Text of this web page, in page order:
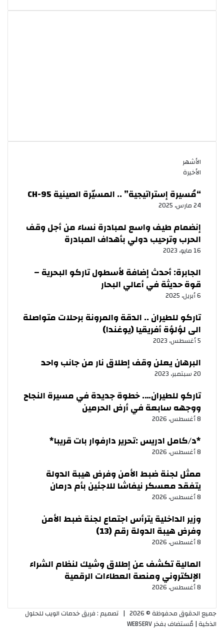
بكورونا
الأشهر
الأخيرة
“مُسيرة إستراتيجية” .. المسيّرة الصينية CH-95
24 مارس، 2025
إنضمام طيف واسع لمبادرة نساء من أجل وقف
الحرب وترحيب دولي بأهداف المبادرة
16 مايو، 2023
الجابرة: أحدث إضافة لأسطول تاركو البحرية –
قوة حديثة في أعالي البحار
6 أبريل، 2025
تاركو للطيران .. الدقة والمرونة برحلات متواصلة
الى لؤلؤة أفريقيا (يوغندا)
5 أغسطس، 2023
البرهان يعلن وقف إطلاق نار من جانب واحد
20 سبتمبر، 2023
تاركو للطيران…. خطوة جديدة في مسيرة النجاح
ووجهه سابعة في أرض الحرمين
8 أغسطس، 2026
‏*د/كامل ادريس :تحرير دارفوار بات قريبا*
8 أغسطس، 2026
ممثل لجنة ضبط الأمن وفرض هيبة الدولة
يتفقد معسكر نيفاشا للاجئين بأم درمان
8 أغسطس، 2026
وزير الداخلية يترأس اجتماع لجنة ضبط الأمن
وفرض هيبة الدولة رقم (13)
8 أغسطس، 2026
المالية تكشف عن إطلاق وشيك لنظام الشراء
الإلكتروني ومنصة العطاءات الرقمية
8 أغسطس، 2026
جميع الحقوق محفوظة © 2026 |
تصميم : فريق خدمات الويب للحلول
الذكية | مُستضاف بفخرWEBSERV